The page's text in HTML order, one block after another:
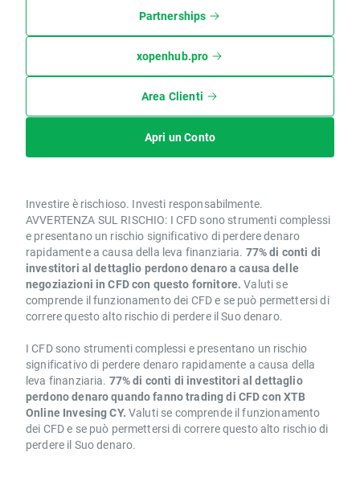
Partnerships
xopenhub.pro
Area Clienti
Apri un Conto
Investire è rischioso. Investi responsabilmente.
AVVERTENZA SUL RISCHIO: I CFD sono strumenti complessi
e presentano un rischio significativo di perdere denaro
rapidamente a causa della leva finanziaria. 77% di conti di
investitori al dettaglio perdono denaro a causa delle
negoziazioni in CFD con questo fornitore. Valuti se
comprende il funzionamento dei CFD e se può permettersi di
correre questo alto rischio di perdere il Suo denaro.
I CFD sono strumenti complessi e presentano un rischio
significativo di perdere denaro rapidamente a causa della
leva finanziaria. 77% di conti di investitori al dettaglio
perdono denaro quando fanno trading di CFD con XTB
Online Invesing CY. Valuti se comprende il funzionamento
dei CFD e se può permettersi di correre questo alto rischio di
perdere il Suo denaro.